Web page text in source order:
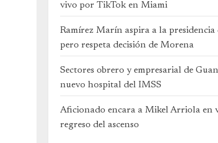
vivo por TikTok en Miami
Ramírez Marín aspira a la presidencia
pero respeta decisión de Morena
Sectores obrero y empresarial de
nuevo hospital del IMSS
Aficionado encara a Mikel Arriola en
regreso del ascenso